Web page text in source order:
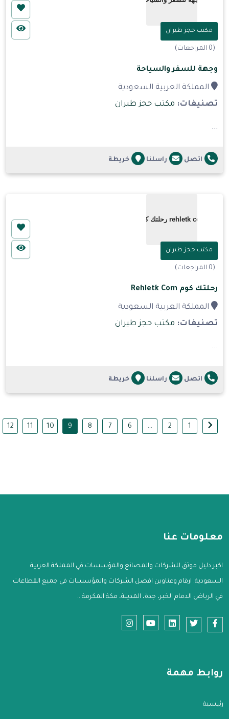
مكتب حجز طيران
(0 المراجعات)
وجهة للسفر والسياحة
المملكة العربية السعودية
تصنيفات: مكتب حجز طيران
...
اتصل راسلنا خريطة
مكتب حجز طيران
(0 المراجعات)
رحلتك كوم Rehletk Com
المملكة العربية السعودية
تصنيفات: مكتب حجز طيران
...
اتصل راسلنا خريطة
1
2
...
6
7
8
9
10
11
12
معلومات عنا
اكبر دليل موثق للشركات والمصانع والمؤسسات في المملكة العربية
السعودية. ارقام وعناوين افضل الشركات والمؤسسات في جميع القطاعات
في الرياض الدمام الخبر، جدة، المدينة، مكة المكرمة...
روابط مهمة
الرئيسية